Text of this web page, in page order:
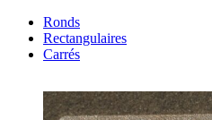
Ronds
Rectangulaires
Carrés